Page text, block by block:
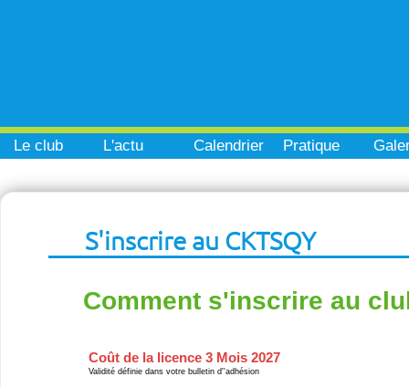
Le club L'actu Calendrier Pratique
S'inscrire au CKTSQY
Comment s'inscrire au
Coût de la licence 3 Mois 2027
Validité définie dans votre bulletin d''adhésion